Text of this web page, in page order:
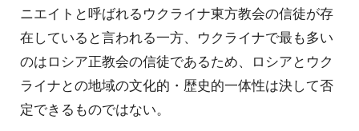
ニエイトと呼ばれるウクライナ東方教会の信徒が存
在していると言われる一方、ウクライナで最も多い
のはロシア正教会の信徒であるため、ロシアとウク
ライナとの地域の文化的・歴史的一体性は決して否
定できるものではない。